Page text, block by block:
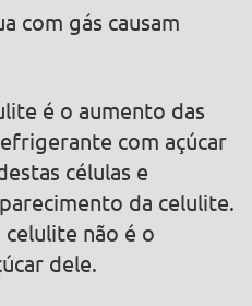
com gás causam
é o aumento das
com açúcar
células e
da celulite.
não é o
dele.